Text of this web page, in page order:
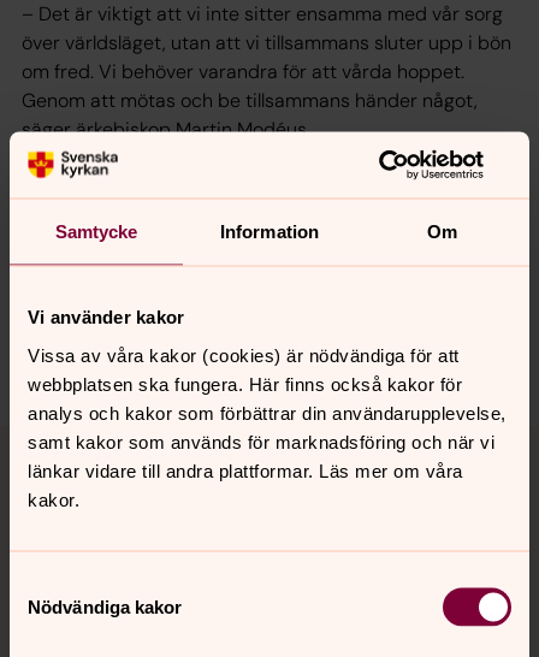
Samtycke Information Om
Vi använder kakor
Vissa av våra kakor (cookies) är nödvändiga för att
webbplatsen ska fungera. Här finns också kakor för
analys och kakor som förbättrar din användarupplevelse,
samt kakor som används för marknadsföring och när vi
länkar vidare till andra plattformar. Läs mer om våra
kakor.
Nödvändiga kakor
– Det är viktigt att vi inte sitter ensamma med vår sorg
över världsläget, utan att vi tillsammans sluter upp i bön
om fred. Vi behöver varandra för att vårda hoppet.
Genom att mötas och be tillsammans händer något,
säger ärkebiskop Martin Modéus.
Synpunkter eller frågor på sidans
valbo-hedesunda.pastorat@svenskakyrkan.se
Dela
Tillbaka till toppen
Tillbaka till innehållet
Kontakt